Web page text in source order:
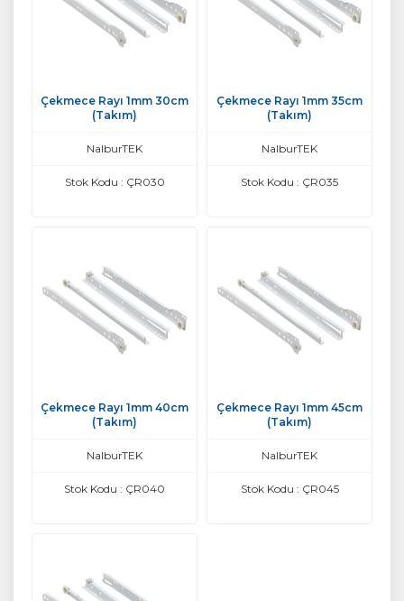
Çekmece Rayı 1mm 30cm
(Takım)
NalburTEK
Stok Kodu : ÇR030
Çekmece Rayı 1mm 35cm
(Takım)
NalburTEK
Stok Kodu : ÇR035
Çekmece Rayı 1mm 40cm
(Takım)
NalburTEK
Stok Kodu : ÇR040
Çekmece Rayı 1mm 45cm
(Takım)
NalburTEK
Stok Kodu : ÇR045